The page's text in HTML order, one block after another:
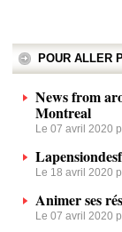
POUR ALLER
News from
Montreal
Le 07 avril 2020
Le 18 avril 2020
Animer ses
Le 07 avril 2020